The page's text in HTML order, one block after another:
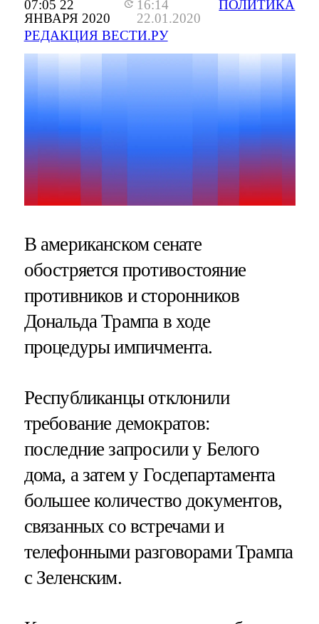
07:05 22
ЯНВАРЯ 2020
16:14
22.01.2020
РЕДАКЦИЯ ВЕСТИ.РУ
ПОЛИТИКА
В американском сенате
обостряется противостояние
противников и сторонников
Дональда Трампа в ходе
процедуры импичмента.
Республиканцы отклонили
требование демократов:
последние запросили у Белого
дома, а затем у Госдепартамента
большее количество документов,
связанных со встречами и
телефонными разговорами Трампа
с Зеленским.